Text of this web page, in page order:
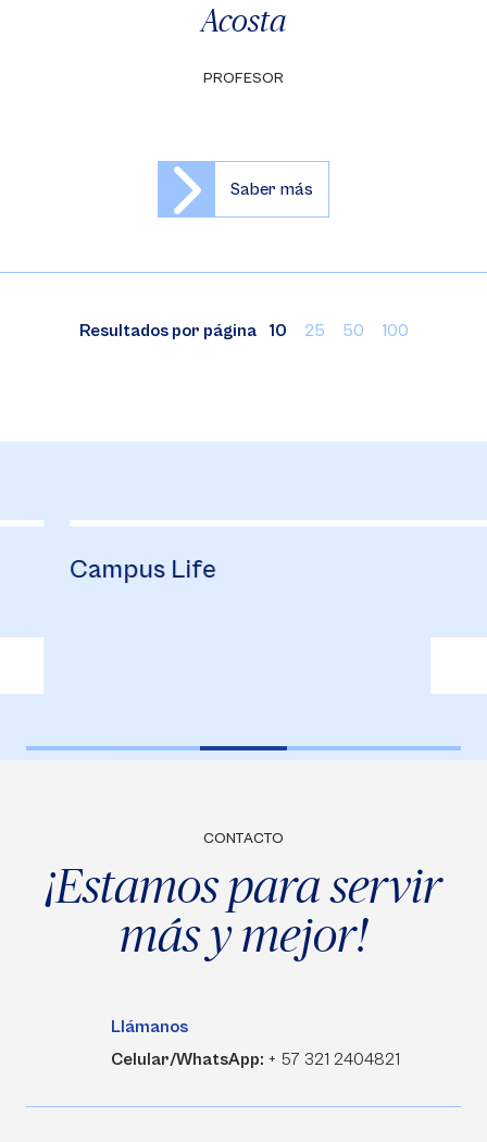
Acosta
PROFESOR
Saber más
Resultados por página 10 25 50 100
Campus Life
CONTACTO
¡Estamos para servir
más y mejor!
Llámanos
Celular/WhatsApp: + 57 321 2404821